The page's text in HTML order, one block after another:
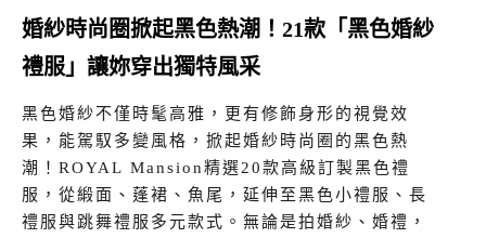
婚紗時尚圈掀起黑色熱潮！21款「黑色婚紗
禮服」讓妳穿出獨特風采
黑色婚紗不僅時髦高雅，更有修飾身形的視覺效
果，能駕馭多變風格，掀起婚紗時尚圈的黑色熱
潮！ROYAL Mansion精選20款高級訂製黑色禮
服，從緞面、蓬裙、魚尾，延伸至黑色小禮服、長
禮服與跳舞禮服多元款式。無論是拍婚紗、婚禮，